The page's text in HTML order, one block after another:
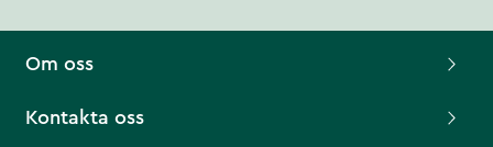
Om oss
Kontakta oss